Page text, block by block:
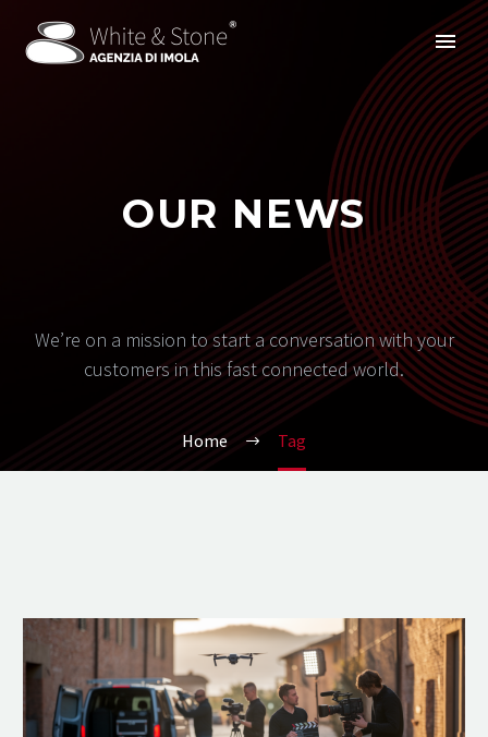
OUR NEWS
We’re on a mission to start a conversation with your
customers in this fast connected world.
Home Tag